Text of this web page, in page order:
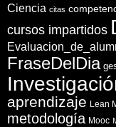
Ciencia citas
cursos impartidos
FraseDelDia
aprendizaje Lean
metodología Mooc